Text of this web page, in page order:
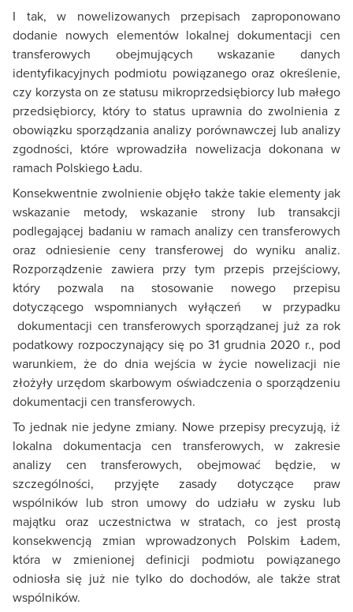
I tak, w nowelizowanych przepisach zaproponowano
dodanie nowych elementów lokalnej dokumentacji cen
transferowych obejmujących wskazanie danych
identyfikacyjnych podmiotu powiązanego oraz określenie,
czy korzysta on ze statusu mikroprzedsiębiorcy lub małego
przedsiębiorcy, który to status uprawnia do zwolnienia z
obowiązku sporządzania analizy porównawczej lub analizy
zgodności, które wprowadziła nowelizacja dokonana w
ramach Polskiego Ładu.
Konsekwentnie zwolnienie objęło także takie elementy jak
wskazanie metody, wskazanie strony lub transakcji
podlegającej badaniu w ramach analizy cen transferowych
oraz odniesienie ceny transferowej do wyniku analiz.
Rozporządzenie zawiera przy tym przepis przejściowy,
który pozwala na stosowanie nowego przepisu
dotyczącego wspomnianych wyłączeń w przypadku
dokumentacji cen transferowych sporządzanej już za rok
podatkowy rozpoczynający się po 31 grudnia 2020 r., pod
warunkiem, że do dnia wejścia w życie nowelizacji nie
złożyły urzędom skarbowym oświadczenia o sporządzeniu
dokumentacji cen transferowych.
To jednak nie jedyne zmiany. Nowe przepisy precyzują, iż
lokalna dokumentacja cen transferowych, w zakresie
analizy cen transferowych, obejmować będzie, w
szczególności, przyjęte zasady dotyczące praw
wspólników lub stron umowy do udziału w zysku lub
majątku oraz uczestnictwa w stratach, co jest prostą
konsekwencją zmian wprowadzonych Polskim Ładem,
która w zmienionej definicji podmiotu powiązanego
odniosła się już nie tylko do dochodów, ale także strat
wspólników.